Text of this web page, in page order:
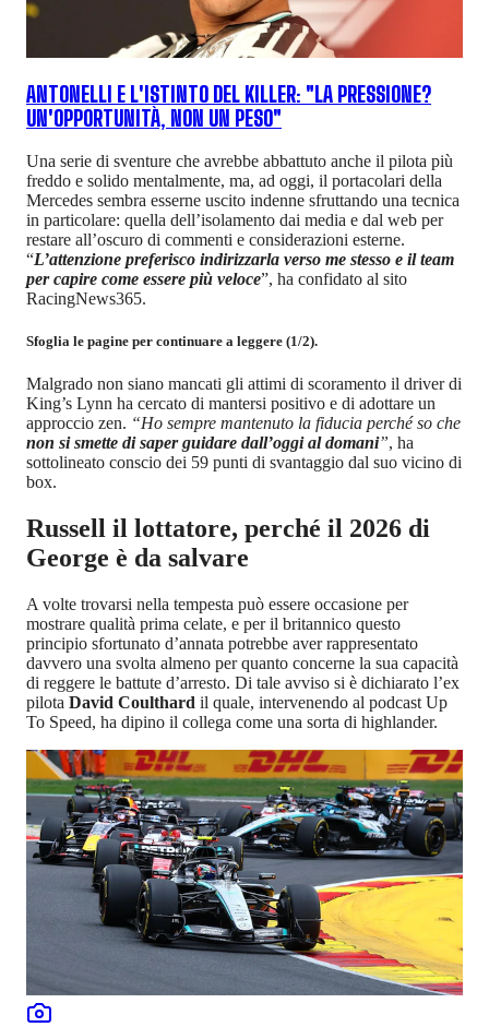
ANTONELLI E L'ISTINTO DEL KILLER: "LA PRESSIONE?
UN'OPPORTUNITÀ, NON UN PESO"
Una serie di sventure che avrebbe abbattuto anche il pilota più
freddo e solido mentalmente, ma, ad oggi, il portacolari della
Mercedes sembra esserne uscito indenne sfruttando una tecnica
in particolare: quella dell’isolamento dai media e dal web per
restare all’oscuro di commenti e considerazioni esterne.
“L’attenzione preferisco indirizzarla verso me stesso e il team
per capire come essere più veloce”, ha confidato al sito
RacingNews365.
Sfoglia le pagine per continuare a leggere (1/2).
Malgrado non siano mancati gli attimi di scoramento il driver di
King’s Lynn ha cercato di mantersi positivo e di adottare un
approccio zen. “Ho sempre mantenuto la fiducia perché so che
non si smette di saper guidare dall’oggi al domani”, ha
sottolineato conscio dei 59 punti di svantaggio dal suo vicino di
box.
Russell il lottatore, perché il 2026 di
George è da salvare
A volte trovarsi nella tempesta può essere occasione per
mostrare qualità prima celate, e per il britannico questo
principio sfortunato d’annata potrebbe aver rappresentato
davvero una svolta almeno per quanto concerne la sua capacità
di reggere le battute d’arresto. Di tale avviso si è dichiarato l’ex
pilota David Coulthard il quale, intervenendo al podcast Up
To Speed, ha dipino il collega come una sorta di highlander.